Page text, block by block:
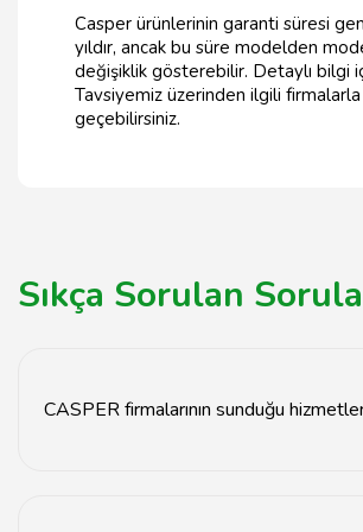
Casper ürünlerinin garanti süresi
yıldır, ancak bu süre modelden
değişiklik gösterebilir. Detaylı bilgi
Tavsiyemiz üzerinden ilgili
geçebilirsiniz.
Sıkça Sorulan
CASPER firmalarının sunduğu